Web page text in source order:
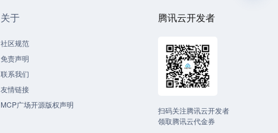
关于
社区规范
免责声明
联系我们
友情链接
MCP广场开源版权声明
腾讯云开发者
扫码关注腾讯云开发者
领取腾讯云代金券